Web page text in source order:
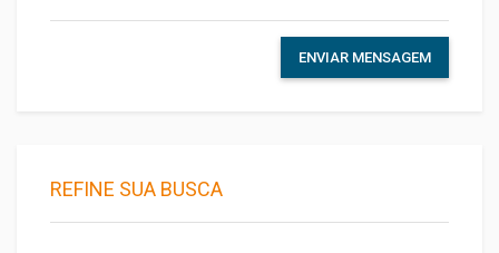
ENVIAR MENSAGEM
REFINE SUA BUSCA